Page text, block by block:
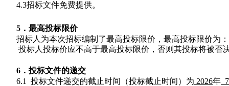
4.3招标文件免费提供。
5．最高投标限价
招标人为本次招标编制了最高投标限价，最高投标限价为：
投标人投标价应不高于最高投标限价，否则其投标将被否
6．投标文件的递交
6.1 投标文件递交的截止时间（投标截止时间）为 2026年